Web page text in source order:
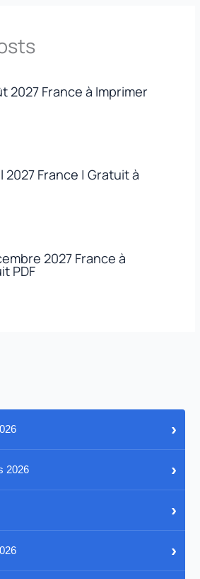
2027 France à Imprimer
2027 France | Gratuit à
2027 France à
PDF
›
2026 ›
›
›